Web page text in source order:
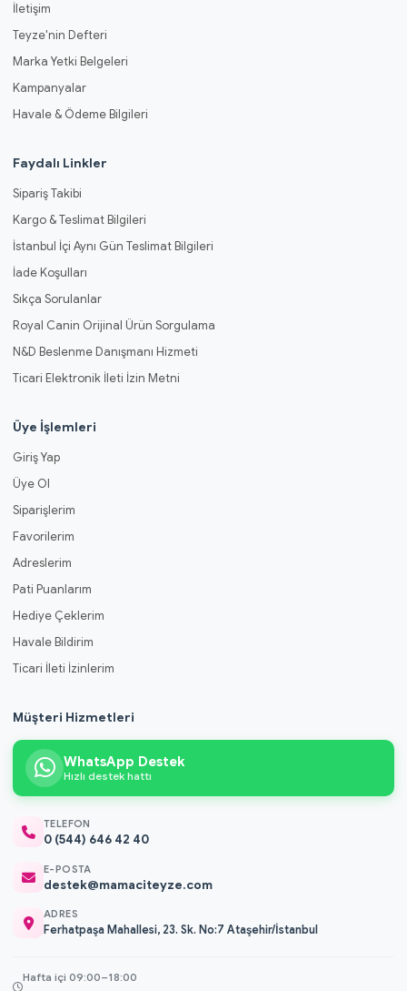
İletişim
Teyze'nin Defteri
Marka Yetki Belgeleri
Kampanyalar
Havale & Ödeme Bilgileri
Faydalı Linkler
Sipariş Takibi
Kargo & Teslimat Bilgileri
İstanbul İçi Aynı Gün Teslimat Bilgileri
İade Koşulları
Sıkça Sorulanlar
Royal Canin Orijinal Ürün Sorgulama
N&D Beslenme Danışmanı Hizmeti
Ticari Elektronik İleti İzin Metni
Üye İşlemleri
Giriş Yap
Üye Ol
Siparişlerim
Favorilerim
Adreslerim
Pati Puanlarım
Hediye Çeklerim
Havale Bildirim
Ticari İleti İzinlerim
Müşteri Hizmetleri
WhatsApp Destek
Hızlı destek hattı
TELEFON
0 (544) 646 42 40
E-POSTA
destek@mamaciteyze.com
ADRES
Ferhatpaşa Mahallesi, 23. Sk. No:7 Ataşehir/İstanbul
Hafta içi 09:00–18:00